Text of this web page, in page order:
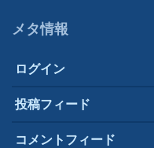
メタ情報
ログイン
投稿フィード
コメントフィード